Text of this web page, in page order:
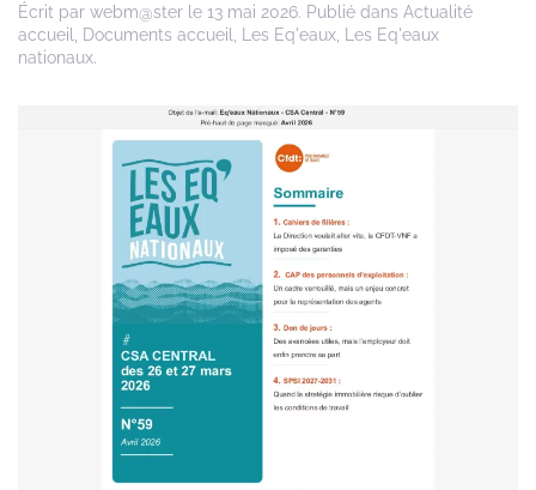
Écrit par webm@ster le 13 mai 2026. Publié dans Actualité
accueil, Documents accueil, Les Eq'eaux, Les Eq'eaux
nationaux.